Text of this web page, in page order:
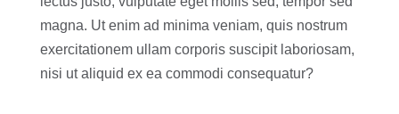
magna. Ut enim ad minima veniam, quis nostrum
exercitationem ullam corporis suscipit laboriosam,
nisi ut aliquid ex ea commodi consequatur?